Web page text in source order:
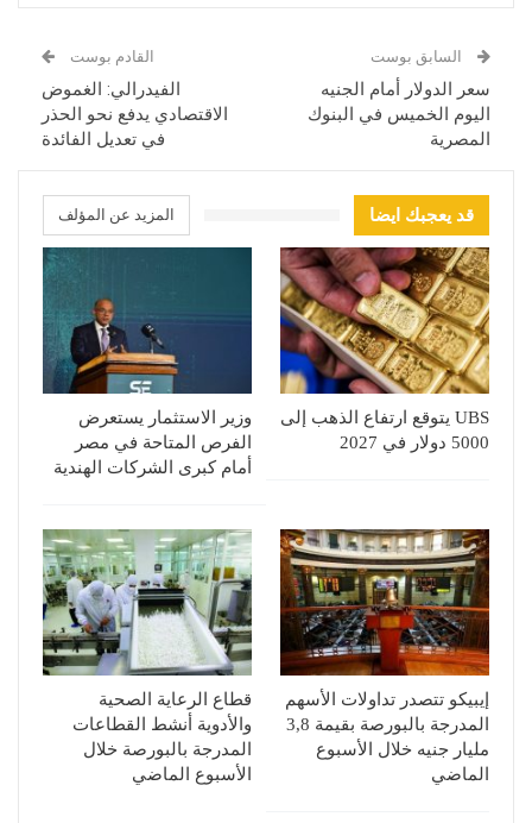
السابق بوست
سعر الدولار أمام الجنيه
اليوم الخميس في البنوك
المصرية
القادم بوست
الفيدرالي: الغموض
الاقتصادي يدفع نحو الحذر
في تعديل الفائدة
قد يعجبك ايضا المزيد عن المؤلف
UBS يتوقع ارتفاع الذهب إلى
5000 دولار في 2027
وزير الاستثمار يستعرض
الفرص المتاحة في مصر
أمام كبرى الشركات الهندية
إيبيكو تتصدر تداولات الأسهم
المدرجة بالبورصة بقيمة 3,8
مليار جنيه خلال الأسبوع
الماضي
قطاع الرعاية الصحية
والأدوية أنشط القطاعات
المدرجة بالبورصة خلال
الأسبوع الماضي